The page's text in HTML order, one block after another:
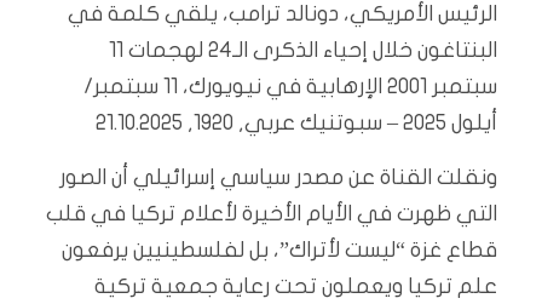
الرئيس الأمريكي، دونالد ترامب، يلقي كلمة في
البنتاغون خلال إحياء الذكرى الـ24 لهجمات 11
سبتمبر 2001 الإرهابية في نيويورك، 11 سبتمبر/
أيلول 2025 – سبوتنيك عربي, 1920, 21.10.2025
ونقلت القناة عن مصدر سياسي إسرائيلي أن الصور
التي ظهرت في الأيام الأخيرة لأعلام تركيا في قلب
قطاع غزة “ليست لأتراك”، بل لفلسطينيين يرفعون
علم تركيا ويعملون تحت رعاية جمعية تركية